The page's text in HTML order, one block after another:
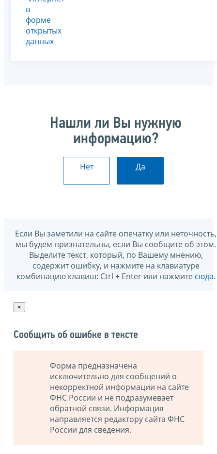
в
форме
открытых
данных
Нашли ли Вы нужную
информацию?
Нет Да
Если Вы заметили на сайте опечатку или неточность,
мы будем признательны, если Вы сообщите об этом.
Выделите текст, который, по Вашему мнению,
содержит ошибку, и нажмите на клавиатуре
комбинацию клавиш: Ctrl + Enter или нажмите сюда.
×
Сообщить об ошибке в тексте
Форма предназначена
исключительно для сообщений о
некорректной информации на сайте
ФНС России и не подразумевает
обратной связи. Информация
направляется редактору сайта ФНС
России для сведения.